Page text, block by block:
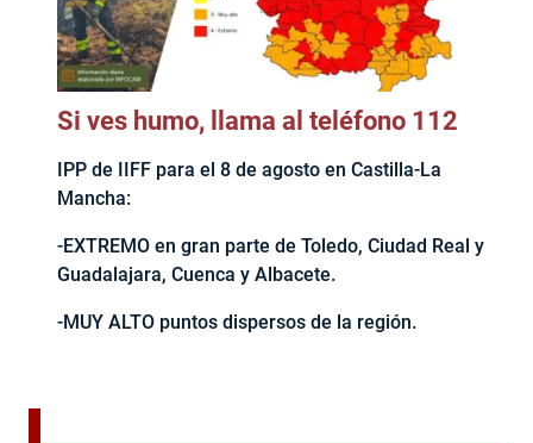
Si ves humo, llama al teléfono 112
IPP de IIFF para el 8 de agosto en Castilla-La
Mancha:
-EXTREMO en gran parte de Toledo, Ciudad Real y
Guadalajara, Cuenca y Albacete.
-MUY ALTO puntos dispersos de la región.